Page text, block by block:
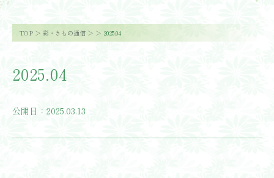
TOP 彩・きもの通信 2025.04
2025.04
公開日：2025.03.13